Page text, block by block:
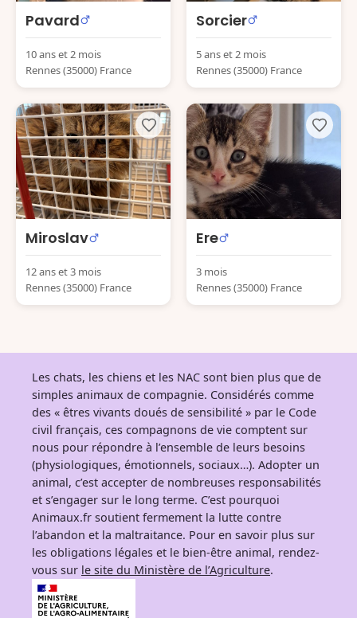
Pavard
10 ans et 2 mois
Rennes (35000) France
Sorcier
5 ans et 2 mois
Rennes (35000) France
Miroslav
12 ans et 3 mois
Rennes (35000) France
Ere
3 mois
Rennes (35000) France
Les chats, les chiens et les NAC sont bien plus que de
simples animaux de compagnie. Considérés comme
des « êtres vivants doués de sensibilité » par le Code
civil français, ces compagnons de vie comptent sur
nous pour répondre à l’ensemble de leurs besoins
(physiologiques, émotionnels, sociaux…). Adopter un
animal, c’est accepter de nombreuses responsabilités
et s’engager sur le long terme. C’est pourquoi
Animaux.fr soutient fermement la lutte contre
l’abandon et la maltraitance. Pour en savoir plus sur
les obligations légales et le bien-être animal, rendez-
vous sur le site du Ministère de l’Agriculture.